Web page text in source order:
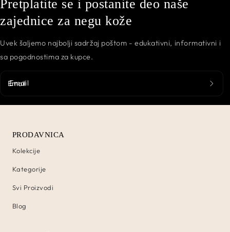
Pretplatite se i postanite deo naše
zajednice za negu kože
Uvek šaljemo najbolji sadržaj poštom - edukativni, informativni i
sa pogodnostima za kupce.
Email
PRODAVNICA
Kolekcije
Kategorije
Svi Proizvodi
Blog